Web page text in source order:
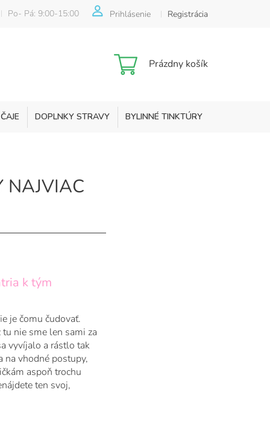
Po- Pá: 9:00-15:00 Prihlásenie Registrácia
Nákupný
Prázdny košík
DOPLNKY STRAVY BYLINNÉ TINKTÚRY
NAJVIAC
k tým
je čomu čudovať.
nie sme len sami za
vyvíjalo a rástlo tak
na vhodné postupy,
aspoň trochu
ten svoj,